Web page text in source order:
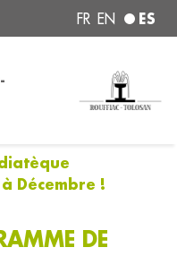
FR EN ES
Décembre !
DE